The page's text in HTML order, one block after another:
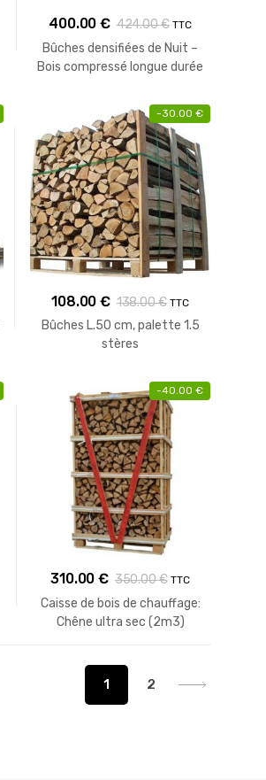
400.00€ 424.00€ TTC
Bûches densifiées de Nuit –
Bois compressé longue durée
-30.00 €
108.00€ 138.00€ TTC
Bûches L.50 cm, palette 1.5
stères
-40.00 €
310.00€ 350.00€ TTC
Caisse de bois de chauffage:
Chêne ultra sec (2m3)
1 2